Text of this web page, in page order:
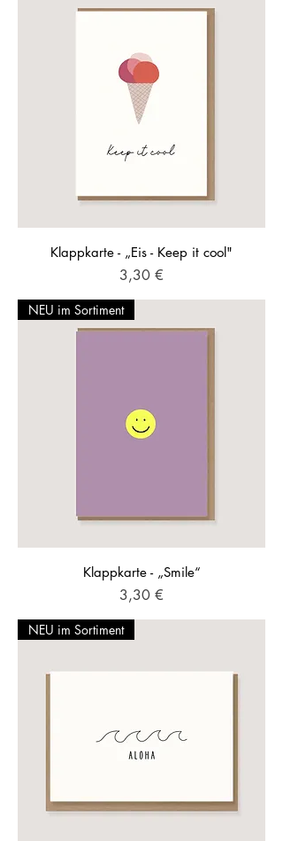
Klappkarte - „Eis - Keep it cool"
Preis
3,30 €
NEU im Sortiment
Klappkarte - „Smile“
Preis
3,30 €
NEU im Sortiment